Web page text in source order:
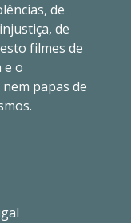
de
de
filmes de
e o
papas de